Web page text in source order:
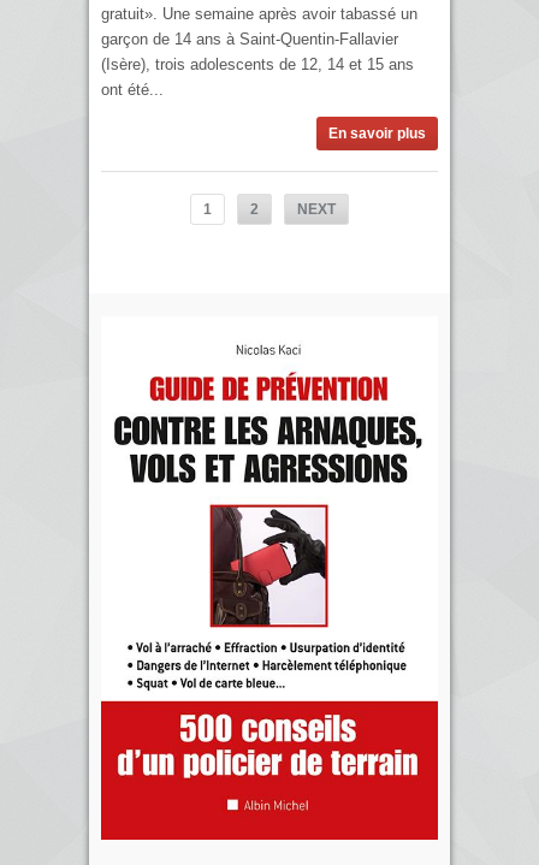
gratuit». Une semaine après avoir tabassé un
garçon de 14 ans à Saint-Quentin-Fallavier
(Isère), trois adolescents de 12, 14 et 15 ans
ont été...
En savoir plus
1 2 NEXT